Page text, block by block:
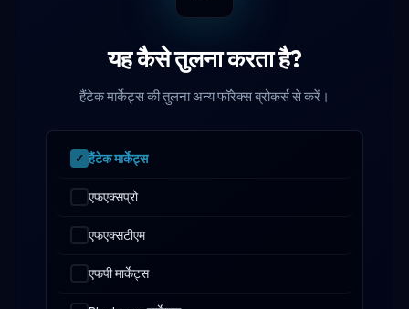
यह कैसे तुलना करता है?
हैंटेक मार्केट्स की तुलना अन्य फॉरेक्स ब्रोकर्स से करें।
हैंटेक मार्केट्स
एफएक्सप्रो
एफएक्सटीएम
एफपी मार्केट्स